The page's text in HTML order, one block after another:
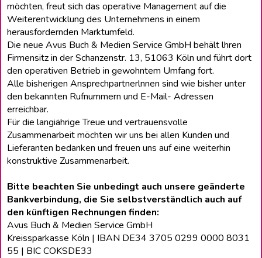
möchten, freut sich das operative Management auf die
Weiterentwicklung des Unternehmens in einem
herausfordernden Marktumfeld.
Die neue Avus Buch & Medien Service GmbH behält lhren
Firmensitz in der Schanzenstr. 13, 51063 Köln und führt dort
den operativen Betrieb in gewohntem Umfang fort.
Alle bisherigen Ansprechpartnerlnnen sind wie bisher unter
den bekannten Rufnummern und E-Mail- Adressen
erreichbar.
Für die langiährige Treue und vertrauensvolle
Zusammenarbeit möchten wir uns bei allen Kunden und
Lieferanten bedanken und freuen uns auf eine weiterhin
konstruktive Zusammenarbeit.
Bitte beachten Sie unbedingt auch unsere geänderte
Bankverbindung, die Sie selbstverständlich auch auf
den künftigen Rechnungen finden:
Avus Buch & Medien Service GmbH
Kreissparkasse Köln | IBAN DE34 3705 0299 0000 8031
55 | BIC COKSDE33